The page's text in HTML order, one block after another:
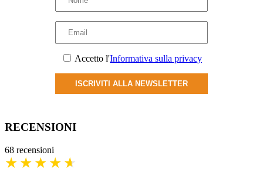
essere
scelte
pagina
prodottoAccetto l'Informativa sulla privacy
ISCRIVITI ALLA NEWSLETTER
RECENSIONI
68 recensioni